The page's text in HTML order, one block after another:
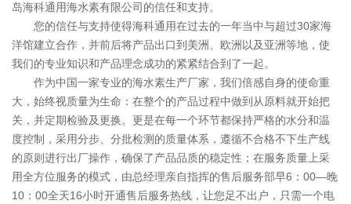
岛海科通用海水素有限公司的信任和支持。
您的信任与支持使得海科通用在过去的一年当中与超过30家海
洋馆建立合作，并前后将产品出口到美洲、欧洲以及亚洲等地，使
我们的专业知识和产品理念成功的紧紧结合到了一起。
作为中国一家专业的海水素生产厂家，我们倍感自身的使命重
大，始终视质量为生命：在整个的产品过程中做到从原料就开始把
关，并定期检验及更换。更是在每一个环节都保持严格的水分和温
度控制，采用分步、分批检测的质量体系，遵循不合格不下生产线
的原则进行出厂操作，确保了产品品质的稳定性；在服务质量上采
用全方位服务的模式，由总经理亲自指挥的售后服务部早6：00—晚
10：00全天16小时开通售后服务热线，让您足不出户，只需一个电